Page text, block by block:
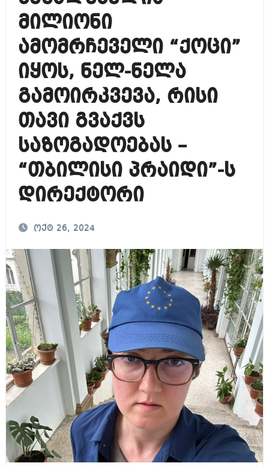
მილიონი
ამომრჩეველი “ქოცი”
იყოს, ნელ-ნელა
გამოირკვევა, რისი
თავი გვაქვს
საზოგადოებას –
“თბილისი პრაიდი”-ს
დირექტორი
ოქტ 26, 2024